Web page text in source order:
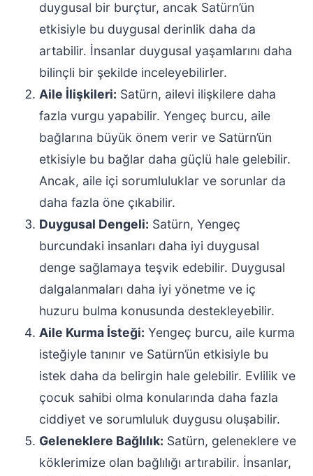
duygusal bir burçtur, ancak Satürn’ün
etkisiyle bu duygusal derinlik daha da
artabilir. İnsanlar duygusal yaşamlarını daha
bilinçli bir şekilde inceleyebilirler.
Aile İlişkileri: Satürn, ailevi ilişkilere daha
fazla vurgu yapabilir. Yengeç burcu, aile
bağlarına büyük önem verir ve Satürn’ün
etkisiyle bu bağlar daha güçlü hale gelebilir.
Ancak, aile içi sorumluluklar ve sorunlar da
daha fazla öne çıkabilir.
Duygusal Dengeli: Satürn, Yengeç
burcundaki insanları daha iyi duygusal
denge sağlamaya teşvik edebilir. Duygusal
dalgalanmaları daha iyi yönetme ve iç
huzuru bulma konusunda destekleyebilir.
Aile Kurma İsteği: Yengeç burcu, aile kurma
isteğiyle tanınır ve Satürn’ün etkisiyle bu
istek daha da belirgin hale gelebilir. Evlilik ve
çocuk sahibi olma konularında daha fazla
ciddiyet ve sorumluluk duygusu oluşabilir.
Geleneklere Bağlılık: Satürn, geleneklere ve
köklerimize olan bağlılığı artırabilir. İnsanlar,